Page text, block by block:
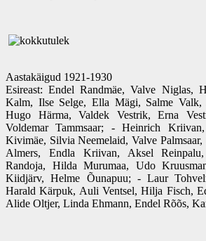
Aastakäigud 1921-1930
Esireast: Endel Randmäe, Valve Niglas,
Kalm, Ilse Selge, Ella Mägi, Salme Valk,
Hugo Härma, Valdek Vestrik, Erna
Voldemar Tammsaar; - Heinrich
Kivimäe, Silvia Neemelaid, Valve
Almers, Endla Kriivan, Aksel
Randoja, Hilda Murumaa, Udo
Kiidjärv, Helme Õunapuu; - Laur
Harald Kärpuk, Auli Ventsel, Hilja Fisch,
Alide Oltjer, Linda Ehmann, Endel Rõõs,